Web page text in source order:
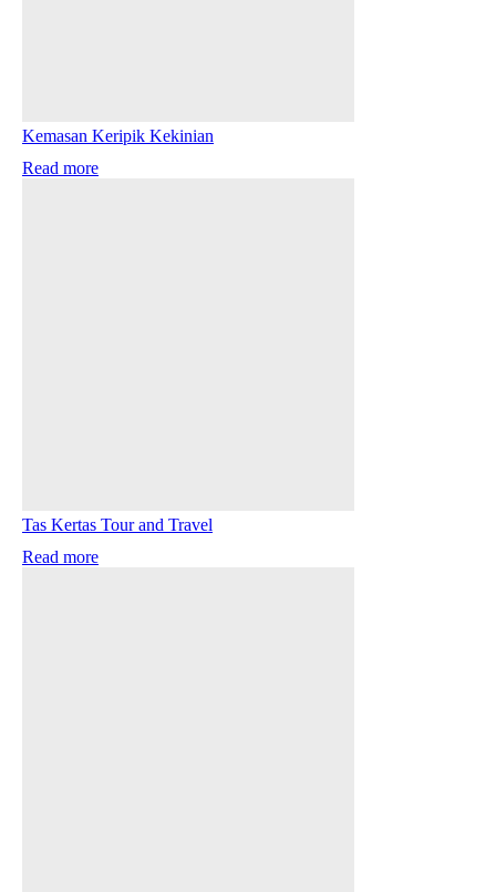
Kemasan Keripik Kekinian
Read more
Tas Kertas Tour and Travel
Read more